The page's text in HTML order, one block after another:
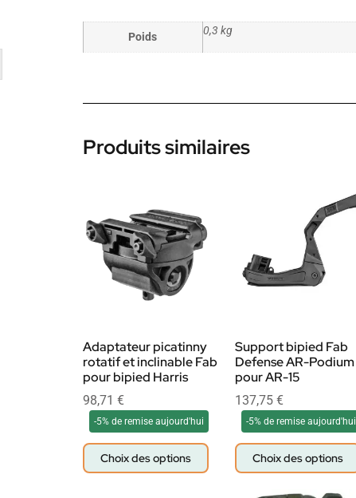
Poids 0,3 kg
Produits similaires
Adaptateur picatinny
rotatif et inclinable Fab
pour bipied Harris
98,71 €
-5% de remise aujourd'hui
Choix des options
Support bipied Fab
Defense AR-Podium
pour AR-15
137,75€
-5% de remise aujourd'hui
Choix des options